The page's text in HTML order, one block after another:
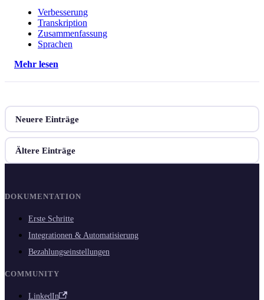
Verbesserung
Transkription
Zusammenfassung
Sprachen
Mehr lesen
Neuere Einträge
Ältere Einträge
DOKUMENTATION
Erste Schritte
Integrationen & Automatisierung
Bezahlungseinstellungen
COMMUNITY
LinkedIn